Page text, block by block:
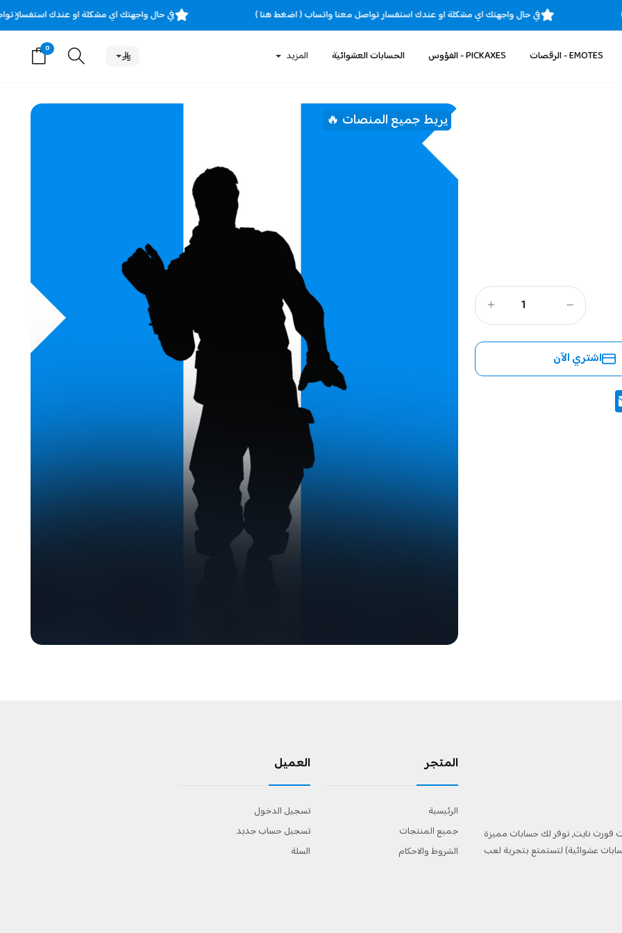
× في حال واجهتك اي مشكلة او عندك في حال واجهتك اي مشكلة او عندك استفسار تواصل معنا واتساب ( اضغط هنا )
EMOTES - الرقصات PICKAXES - الفؤوس الحسابات العشوائية المزيد
0
يربط جميع المنصات 🔥
اشتري الآن
فورت نايت, نوفر لك حسابات مميزة
عشوائية) لتستمتع بتجربة لعب
المتجر
الرئيسية
جميع المنتجات
الشروط والاحكام
العميل
تسجيل الدخول
تسجيل حساب جديد
السلة